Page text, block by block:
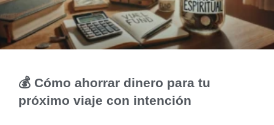
💰 Cómo ahorrar dinero para tu
próximo viaje con intención